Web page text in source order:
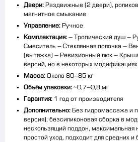
Двери: Раздвижные (2 двери),
магнитное смыкание
Управление: Ручное
Комплектация: – Тропический душ –
Смеситель – Стеклянная полочка –
(вытяжка) – Ревизионный люк –
версий, но в некоторых
Масса: Около 80–85 кг
Объём упаковки: ~0,7–0,8 м³
Гарантия: 1 год от производителя
Дополнительно: Без гидромассажа и
версия), безсиликоновая сборка в
нескользящий поддон, максимальная
простой уход, подходит для средних